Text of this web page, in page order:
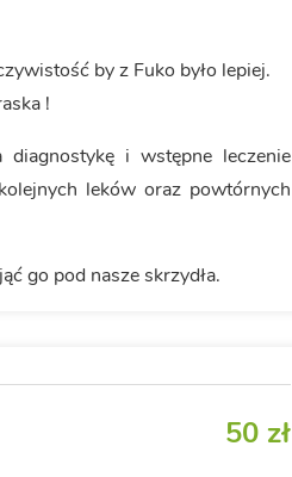
by z Fuko było lepiej.
!
i wstępne leczenie
leków oraz powtórnych
go pod nasze skrzydła.
50 zł